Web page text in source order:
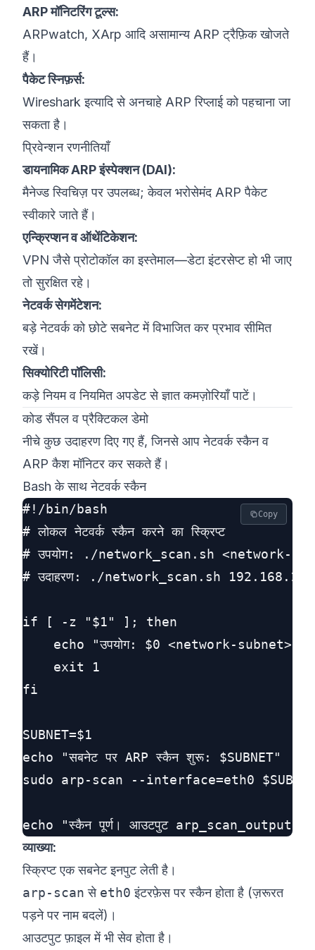
ARP मॉनिटरिंग टूल्स:
ARPwatch, XArp आदि असामान्य ARP ट्रैफ़िक खोजते
हैं।
पैकेट स्निफ़र्स:
Wireshark इत्यादि से अनचाहे ARP रिप्लाई को पहचाना जा
सकता है।
प्रिवेन्शन रणनीतियाँ
डायनामिक ARP इंस्पेक्शन (DAI):
मैनेज्ड स्विचिज़ पर उपलब्ध; केवल भरोसेमंद ARP पैकेट
स्वीकारे जाते हैं।
एन्क्रिप्शन व ऑथेंटिकेशन:
VPN जैसे प्रोटोकॉल का इस्तेमाल—डेटा इंटरसेप्ट हो भी जाए
तो सुरक्षित रहे।
नेटवर्क सेगमेंटेशन:
बड़े नेटवर्क को छोटे सबनेट में विभाजित कर प्रभाव सीमित
रखें।
सिक्योरिटी पॉलिसी:
कड़े नियम व नियमित अपडेट से ज्ञात कमज़ोरियाँ पाटें।
कोड सैंपल व प्रैक्टिकल डेमो
नीचे कुछ उदाहरण दिए गए हैं, जिनसे आप नेटवर्क स्कैन व
ARP कैश मॉनिटर कर सकते हैं।
Bash के साथ नेटवर्क स्कैन
#!/bin/bash
# लोकल नेटवर्क स्कैन करने का स्क्रिप्ट
# उपयोग: ./network_scan.sh <network-
# उदाहरण: ./network_scan.sh
if [ -z "$1" ]; then
    echo "उपयोग: $0 <network-subnet>"
    exit 1
fi
SUBNET=$1
echo "सबनेट पर ARP स्कैन शुरू: $SUBNET"
sudo arp-scan --interface=eth0
Copy
व्याख्या:
स्क्रिप्ट एक सबनेट इनपुट लेती है।
arp-scan से eth0 इंटरफ़ेस पर स्कैन होता है (ज़रूरत
पड़ने पर नाम बदलें)।
आउटपुट फ़ाइल में भी सेव होता है।